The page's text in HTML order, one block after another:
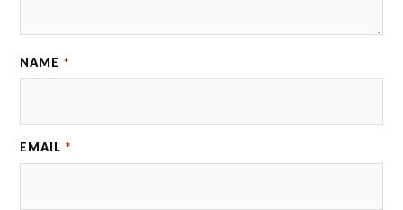
NAME *
EMAIL *